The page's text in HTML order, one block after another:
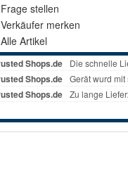
Frage stellen
Verkäufer merken
Alle Artikel